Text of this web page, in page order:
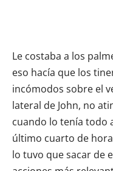
Le costaba a los
eso hacía que los
incómodos sobre el
lateral de John, no
cuando lo tenía todo
último cuarto de
lo tuvo que sacar de